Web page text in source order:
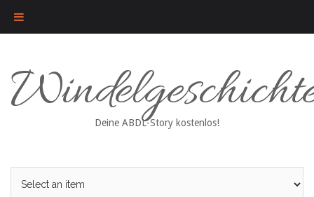
content
Deine ABDL-Story kostenlos!